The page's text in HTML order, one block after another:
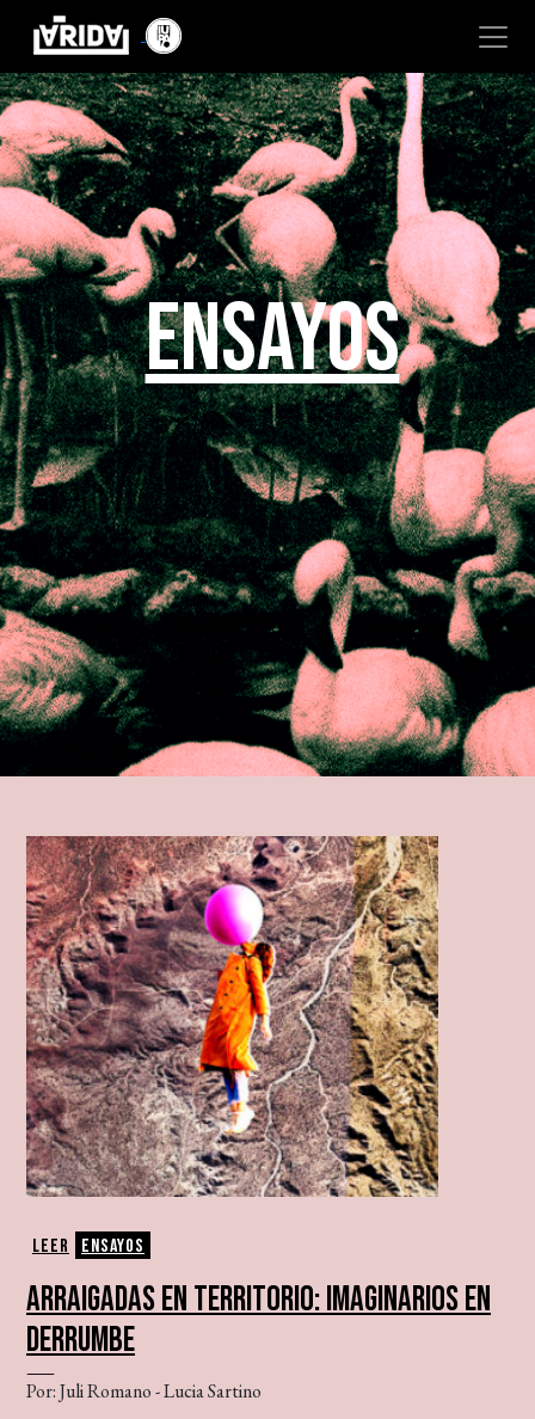
ENSAYOS
Leer Ensayos
ARRAIGADAS EN TERRITORIO: IMAGINARIOS EN
DERRUMBE
Por: Juli Romano - Lucia Sartino